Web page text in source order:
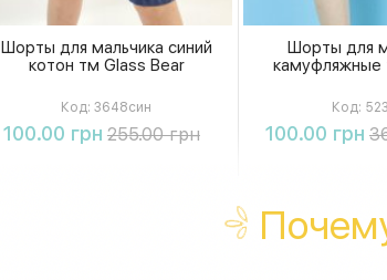
Шорты для мальчика синий
котон тм Glass Bear
Код: 3648син
100.00 грн 255.00 грн
Купить
Шорты для
камуфляжные
Код:
100.00 грн
Купить